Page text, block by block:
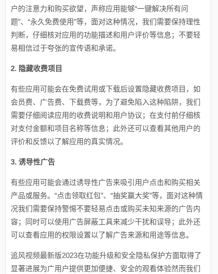
户的注意力和购买欲望，声称应用能够“一键解决所有问
题”、“永久免费使用”等，面对这种情况，我们需要保持理性
判断，仔细核对应用的功能描述和用户评价等信息；不要轻
易相信过于夸张的宣传语和承诺。
2. 隐藏收费项目
有些应用可能会在免费试用或下载后设置隐藏收费项目，如
会员费、广告费、下载费等，为了避免陷入这种陷阱，我们
需要仔细阅读应用的收费说明和用户协议；在支付前仔细核
对支付金额和项目名称等信息；此外还可以查看其他用户的
评价和反馈以了解应用的真实情况。
3. 诱导性广告
有些应用可能会通过诱导性广告来吸引用户点击和购买相关
产品或服务。“点击领取红包”、“抽奖赢大奖”等，面对这种情
况我们需要保持警惕不要轻易点击或购买未知来源的广告内
容；同时可以使用广告屏蔽工具来减少干扰和误导；此外还
可以查看应用的权限设置以了解广告来源和用途等信息。
追风视频最新版2023在功能升级和安全隐私保护方面取得了
显著进展为广用户提供更加便捷、安全的观看体验然而我们